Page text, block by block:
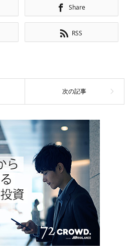
Share
RSS